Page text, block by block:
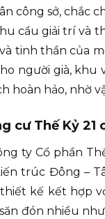
công sở, chắc
cầu giải trí và
tinh thần của
người già,
hoàn hảo, nhờ
cư Thế Kỷ
ty Cổ phần
trúc Đông –
kế kết hợp
đón nhiều